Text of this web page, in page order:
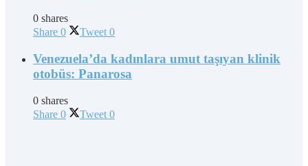
0 shares
Share 0 Tweet 0
Venezuela’da kadınlara umut taşıyan klinik
otobüs: Panarosa
0 shares
Share 0 Tweet 0